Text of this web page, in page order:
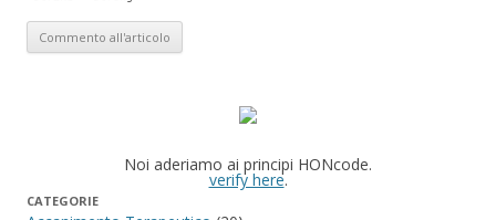
Noi aderiamo ai principi HONcode.
verify here.
CATEGORIE